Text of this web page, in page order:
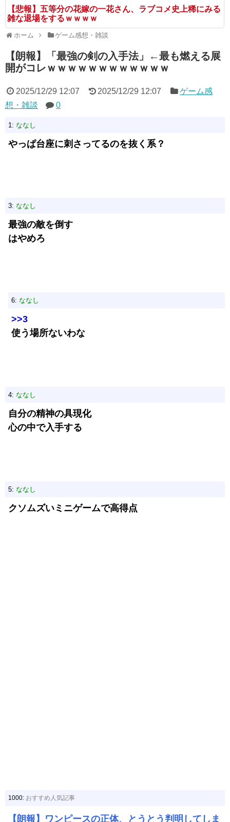
【悲報】五等分の花嫁の一花さん、ラブコメ史上稀にみる
雑な退場をするｗｗｗｗ
ホーム ゲーム感想・雑談
【朗報】「最強の剣の入手法」←最も燃える展
開がコレｗｗｗｗｗｗｗｗｗｗｗｗ
2025/12/29 12:07 2025/12/29 12:07
ゲーム感
想・雑談
0
1: ななし
やっぱ台座に刺さってるのを抜く系？
3: ななし
最強の敵を倒す
はやめろ
6: ななし
>>3
使う場所ないわな
4: ななし
自分の精神の具現化
心の中で入手する
5: ななし
クソムズいミニゲームで高得点
1000: おすすめ人気記事
【朗報】ワンピースの正体、とうとう判明してしま